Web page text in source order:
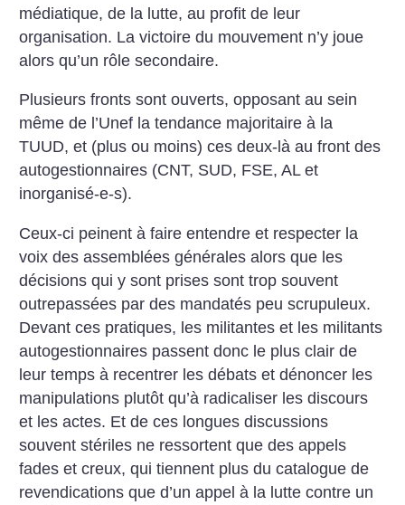
médiatique, de la lutte, au profit de leur
organisation. La victoire du mouvement n’y joue
alors qu’un rôle secondaire.
Plusieurs fronts sont ouverts, opposant au sein
même de l’Unef la tendance majoritaire à la
TUUD, et (plus ou moins) ces deux-là au front des
autogestionnaires (CNT, SUD, FSE, AL et
inorganisé-e-s).
Ceux-ci peinent à faire entendre et respecter la
voix des assemblées générales alors que les
décisions qui y sont prises sont trop souvent
outrepassées par des mandatés peu scrupuleux.
Devant ces pratiques, les militantes et les militants
autogestionnaires passent donc le plus clair de
leur temps à recentrer les débats et dénoncer les
manipulations plutôt qu’à radicaliser les discours
et les actes. Et de ces longues discussions
souvent stériles ne ressortent que des appels
fades et creux, qui tiennent plus du catalogue de
revendications que d’un appel à la lutte contre un